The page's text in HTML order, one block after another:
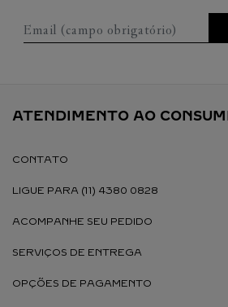
Email (campo obrigatório)
ATENDIMENTO AO
CONTATO
LIGUE PARA (11) 4380 0828
ACOMPANHE SEU PEDIDO
SERVIÇOS DE ENTREGA
OPÇÕES DE PAGAMENTO